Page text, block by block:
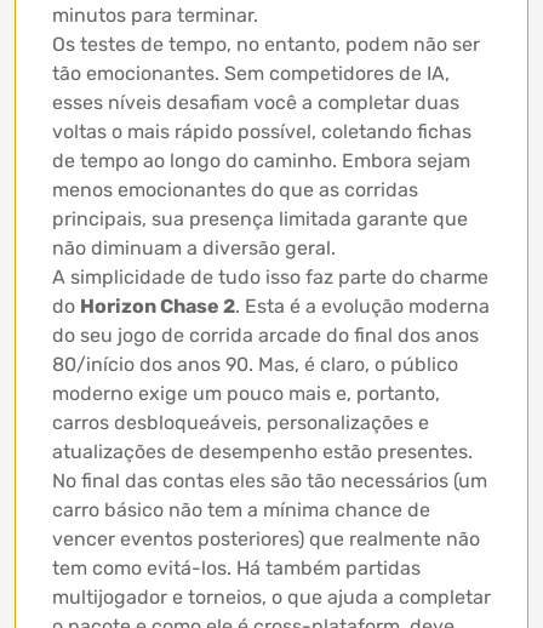
minutos para terminar.
Os testes de tempo, no entanto, podem não ser
tão emocionantes. Sem competidores de IA,
esses níveis desafiam você a completar duas
voltas o mais rápido possível, coletando fichas
de tempo ao longo do caminho. Embora sejam
menos emocionantes do que as corridas
principais, sua presença limitada garante que
não diminuam a diversão geral.
A simplicidade de tudo isso faz parte do charme
do Horizon Chase 2. Esta é a evolução moderna
do seu jogo de corrida arcade do final dos anos
80/início dos anos 90. Mas, é claro, o público
moderno exige um pouco mais e, portanto,
carros desbloqueáveis, personalizações e
atualizações de desempenho estão presentes.
No final das contas eles são tão necessários (um
carro básico não tem a mínima chance de
vencer eventos posteriores) que realmente não
tem como evitá-los. Há também partidas
multijogador e torneios, o que ajuda a completar